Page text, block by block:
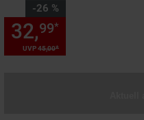
-26 %
Sie Sparen 26 Prozent,
UVP45,00*
32,99*